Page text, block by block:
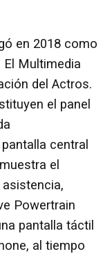
en 2018 como
El Multimedia
del Actros.
el panel
central
el
Powertrain
pantalla táctil
al tiempo